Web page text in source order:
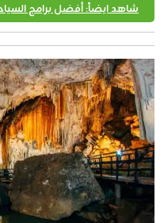
شاهد ايضاً: أفضل برامج